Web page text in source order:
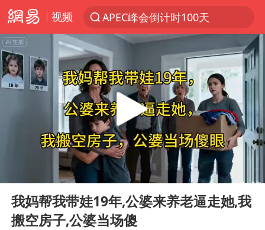
视频
APEC峰会倒计时100天
新能源汽车产业链提速
众星发文悼念秦焰
苏州河水抢排翻泄至黄浦江
“还不如不放假”
辽宁28名务农人员中暑死亡？官方辟谣
独闯南太行失联女子遗体已找到
大连一起飞航班因乘客可乐爆瓶折返
百花奖闭幕式节目单正式揭晓
Play
32:11
我妈帮我带娃19年,公婆来养老逼走她,我
搬空房子,公婆当场傻